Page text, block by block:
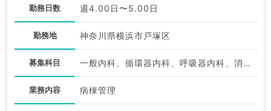
勤務日数 週4.00日〜5.00日
勤務地 神奈川県横浜市戸塚区
募集科目 一般内科、循環器内科、呼吸器内科、消化器内科、内分泌・代謝内科、腎臓内科、老年内科
業務内容 病棟管理